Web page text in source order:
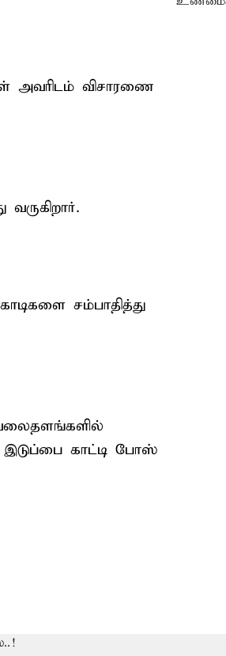
அவரிடம் விசாரணை
சம்பாதித்து
காட்டி போஸ்